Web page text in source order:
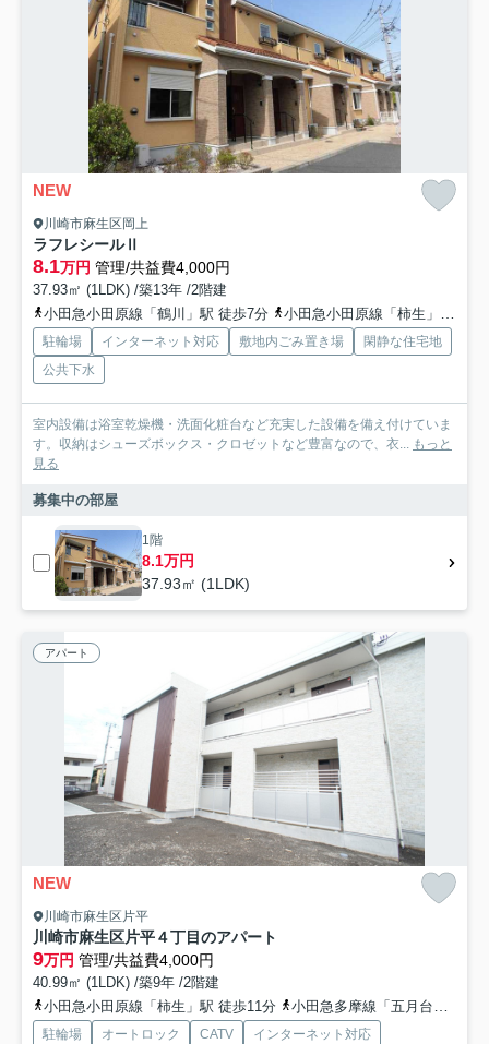
NEW
川崎市麻生区岡上
ラフレシールⅡ
8.1万円 管理/共益費4,000円
37.93㎡ (1LDK) /築13年 /2階建
小田急小田原線「鶴川」駅 徒歩7分
小田急小田原線「柿生」駅 徒歩17分
駐輪場 インターネット対応 敷地内ごみ置き場
閑静な住宅地
公共下水
室内設備は浴室乾燥機・洗面化粧台など充実した設備を備え付けていま
す。収納はシューズボックス・クロゼットなど豊富なので、衣... もっと
見る
募集中の部屋
1階
8.1万円
37.93㎡ (1LDK)
アパート
NEW
川崎市麻生区片平
川崎市麻生区片平４丁目のアパート
9万円 管理/共益費4,000円
40.99㎡ (1LDK) /築9年 /2階建
小田急小田原線「柿生」駅 徒歩11分
小田急多摩線「五月台」駅 徒歩13分
駐輪場 オートロック CATV
インターネット対応